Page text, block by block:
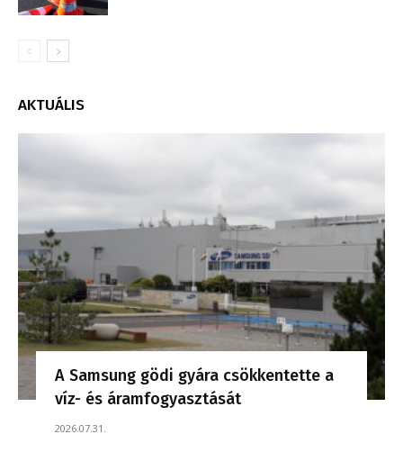
AKTUÁLIS
A Samsung gödi gyára csökkentette a
víz- és áramfogyasztását
2026.07.31.